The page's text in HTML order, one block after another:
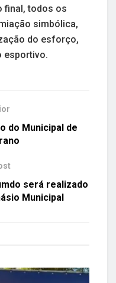
final, todos os
simbólica,
do esforço,
esportivo.
do Municipal de
será realizado
Municipal